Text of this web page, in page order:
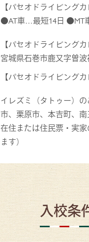
【パセオドライビング
●AT車…最短14日 ●MT
【パセオドライビング
宮城県石巻市鹿又字曽波
【パセオドライビング
イレズミ（タトゥー）
市、栗原市、本吉町、
在住または住民票・実
ます）
入校条